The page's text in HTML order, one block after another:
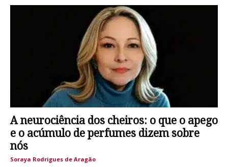
A neurociência dos cheiros: o que o apego
e o acúmulo de perfumes dizem sobre
nós
Soraya Rodrigues de Aragão